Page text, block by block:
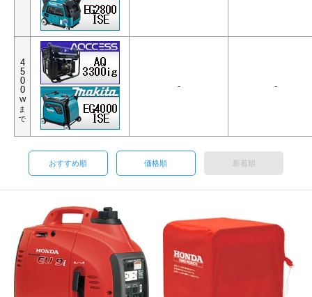
4
5
0
0
W
ま
で
- -
おすすめ順 価格順 新着順